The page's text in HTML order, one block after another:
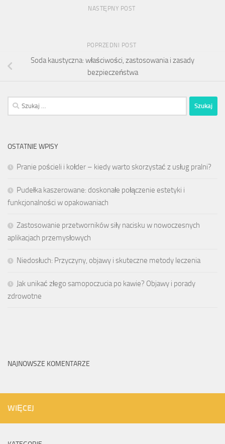
NASTĘPNY POST
POPRZEDNI POST
Soda kaustyczna: właściwości, zastosowania i zasady
bezpieczeństwa
Szukaj:
OSTATNIE WPISY
Pranie pościeli i kołder – kiedy warto skorzystać z usług pralni?
Pudełka kaszerowane: doskonałe połączenie estetyki i
funkcjonalności w opakowaniach
Zastosowanie przetworników siły nacisku w nowoczesnych
aplikacjach przemysłowych
Niedosłuch: Przyczyny, objawy i skuteczne metody leczenia
Jak unikać złego samopoczucia po kawie? Objawy i porady
zdrowotne
NAJNOWSZE KOMENTARZE
WIĘCEJ